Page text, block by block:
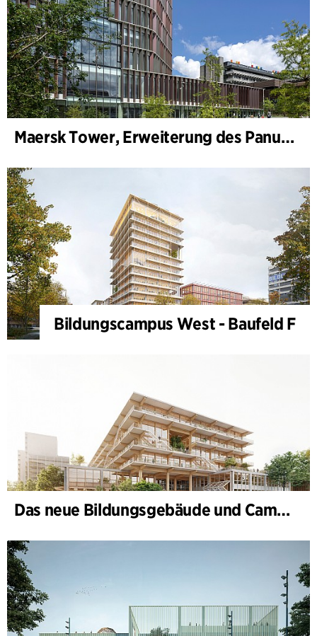
Maersk Tower, Erweiterung des Panum-Komplexes
Bildungscampus West - Baufeld F
Das neue Bildungsgebäude und Campus-Tor, II. Bauabschnitt des Bildungs- und Innovationscampus